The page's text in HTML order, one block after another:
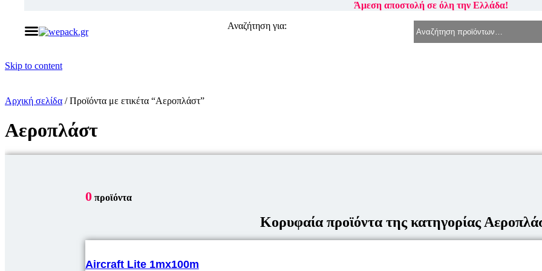
Skip to content
Άμεση αποστολή σε όλη την Ελλάδα!
Αναζήτηση για:
Αρχική σελίδα / Προϊόντα με ετικέτα “Αεροπλάστ”
Αεροπλάστ
0προϊόντα
Κορυφαία προϊόντα της κατηγορίας
Aircraft Lite 1mx100m